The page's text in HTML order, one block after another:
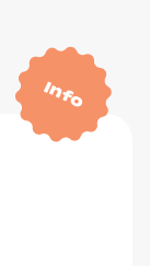
Info